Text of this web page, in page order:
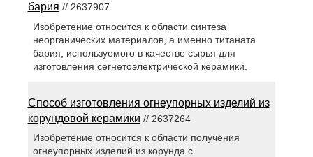
бария // 2637907
Изобретение относится к области синтеза
неорганических материалов, а именно титаната
бария, используемого в качестве сырья для
изготовления сегнетоэлектрической керамики.
Способ изготовления огнеупорных изделий из
корундовой керамики // 2637264
Изобретение относится к области получения
огнеупорных изделий из корунда с